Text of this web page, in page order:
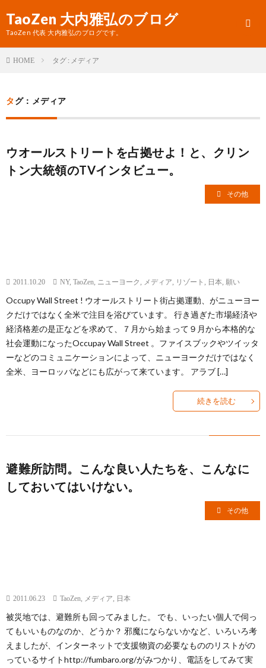
TaoZen 大内雅弘のブログ
TaoZen 代表 大内雅弘のブログです。
ィ
ル
イ
へ
HOME タグ : メディア
タグ：メディア
ウオールストリートを占拠せよ！と、クリン
トン大統領のTVインタビュー。
その他
2011.10.20 NY, TaoZen, ニューヨーク , メディア, リゾート , 日本, 願い
Occupy Wall Street ! ウオールストリート街占拠運動、がニューヨー
クだけではなく全米で注目を浴びています。 行き過ぎた市場経済や
経済格差の是正などを求めて、７月から始まって９月から本格的な
社会運動になったOccupay Wall Street 。ファイスブックやツイッタ
ーなどのコミュニケーションによって、ニューヨークだけではなく
全米、ヨーロッパなどにも広がって来ています。 アラブ […]
続きを読む
避難所訪問。こんな良い人たちを、こんなに
しておいてはいけない。
その他
2011.06.23 TaoZen, メディア, 日本
被災地では、避難所も回ってみました。 でも、いったい個人で伺っ
てもいいものなのか、どうか？ 邪魔にならないかなど、いろいろ考
えましたが、インターネットで支援物資の必要なもののリストがの
っているサイトhttp://fumbaro.org/がみつかり、電話をしてみて実